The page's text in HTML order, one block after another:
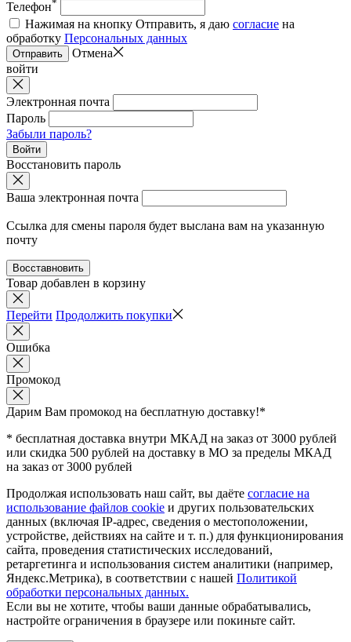
Телефон*
Нажимая на кнопку Отправить, я даю согласие на
обработку Персональных данных
Отправить
Отмена
войти
Электронная почта
Пароль
Забыли пароль?
Войти
Восстановить пароль
Ваша электронная почта
Ссылка для смены пароля будет выслана вам на указанную
почту
Восставновить
Товар добавлен в корзину
Перейти Продолжить покупки
Ошибка
Промокод
Дарим Вам промокод на бесплатную доставку!*
* бесплатная доставка внутри МКАД на заказ от 3000 рублей
или скидка 500 рублей на доставку в МО за пределы МКАД
на заказ от 3000 рублей
Продолжая использовать наш сайт, вы даёте согласие на
использование файлов cookie и других пользовательских
данных (включая IP-адрес, сведения о местоположении,
устройстве, действиях на сайте и т. п.) для функционирования
сайта, проведения статистических исследований,
ретаргетинга и использования систем аналитики (например,
Яндекс.Метрика), в соответствии с нашей Политикой
обработки персональных данных.
Если вы не хотите, чтобы ваши данные обрабатывались,
настройте ограничения в браузере или покиньте сайт.